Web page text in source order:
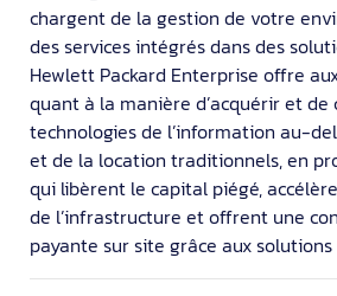
chargent de la gestion de votre
des services intégrés dans des
Hewlett Packard Enterprise offre
quant à la manière d’acquérir et de
technologies de l’information au-
et de la location traditionnels, en
qui libèrent le capital piégé,
de l’infrastructure et offrent une
payante sur site grâce aux solutions